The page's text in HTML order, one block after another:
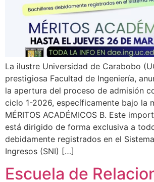
La ilustre Universidad de Carabobo
prestigiosa Facultad de Ingeniería,
la apertura del proceso de admisión
ciclo 1-2026, específicamente bajo la
MÉRITOS ACADÉMICOS B. Este
está dirigido de forma exclusiva a
debidamente registrados en el
Ingresos (SNI) […]
Escuela de